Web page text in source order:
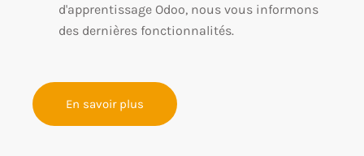
d'apprentissage Odoo, nous vous informons
des dernières fonctionnalités.
En savoir plus